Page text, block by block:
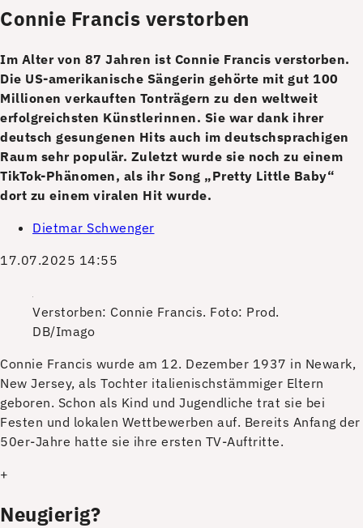
Connie Francis verstorben
Im Alter von 87 Jahren ist Connie Francis verstorben.
Die US-amerikanische Sängerin gehörte mit gut 100
Millionen verkauften Tonträgern zu den weltweit
erfolgreichsten Künstlerinnen. Sie war dank ihrer
deutsch gesungenen Hits auch im deutschsprachigen
Raum sehr populär. Zuletzt wurde sie noch zu einem
TikTok-Phänomen, als ihr Song „Pretty Little Baby“
dort zu einem viralen Hit wurde.
Dietmar Schwenger
17.07.2025 14:55
Verstorben: Connie Francis. Foto: Prod.
DB/Imago
Connie Francis wurde am 12. Dezember 1937 in Newark,
New Jersey, als Tochter italienischstämmiger Eltern
geboren. Schon als Kind und Jugendliche trat sie bei
Festen und lokalen Wettbewerben auf. Bereits Anfang der
50er-Jahre hatte sie ihre ersten TV-Auftritte.
+
Neugierig?